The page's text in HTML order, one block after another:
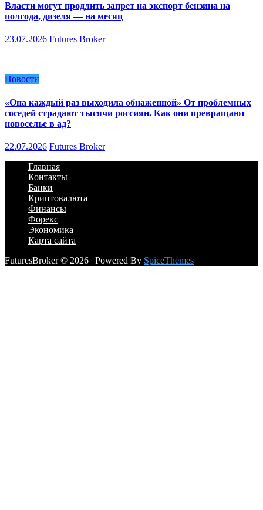
Власти могут продлить запрет на экспорт бензина на
полгода, дизеля — на месяц
23.07.2026 Futures Broker
Новости
«Она каждый раз выходила обнаженной» От проблемных
соседей страдают тысячи россиян. Как они превращают
новоселье в ад?
22.07.2026 Futures Broker
Главная
Контакты
Банки
Криптовалюта
Финансы
Форекс
Экономика
Карта сайта
FuturesBroker © 2026 | Powered By SpiceThemes